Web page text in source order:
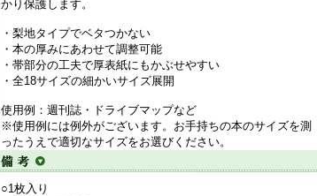
かり保護します。
・梨地タイプでベタつかない
・本の厚みにあわせて調整可能
・帯部分の工夫で厚表紙にもかぶせやすい
・全18サイズの細かいサイズ展開
使用例：週刊誌・ドライブマップなど
※使用例には例外がございます。お手持ちの本のサイズを測
ったうえで適切なサイズをお選びください。
○1枚入り